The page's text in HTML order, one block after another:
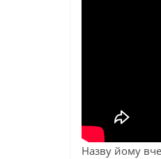
Назву йому